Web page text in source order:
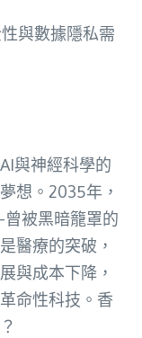
與數據隱私需
與神經科學的
想。2035年，
被黑暗籠罩的
醫療的突破，
與成本下降，
命性科技。香